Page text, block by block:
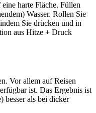
harte Fläche. Füllen
Wasser. Rollen Sie
Sie drücken und in
aus Hitze + Druck
Vor allem auf Reisen
ist. Das Ergebnis ist
besser als bei dicker